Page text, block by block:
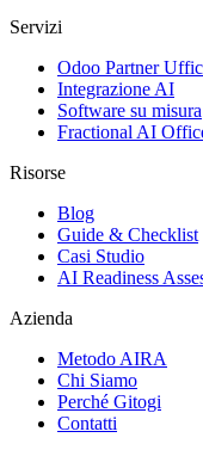
Servizi
Odoo Partner
Integrazione AI
Software su misura
Fractional AI
Risorse
Blog
Guide & Checklist
Casi Studio
AI Readiness
Azienda
Metodo AIRA
Chi Siamo
Perché Gitogi
Contatti